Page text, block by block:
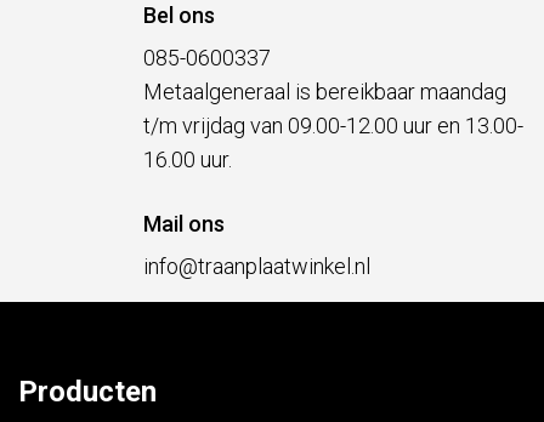
Bel ons
085-0600337
Metaalgeneraal is bereikbaar maandag
t/m vrijdag van 09.00-12.00 uur en 13.00-
16.00 uur.
Mail ons
info@traanplaatwinkel.nl
Producten